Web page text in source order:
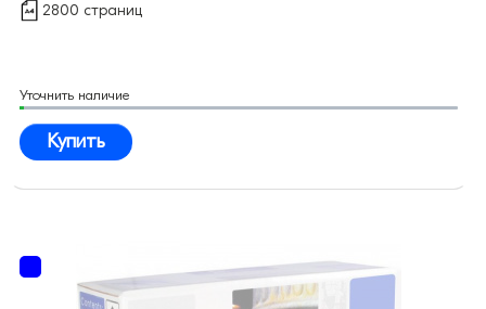
2800 страниц
Уточнить наличие
Купить